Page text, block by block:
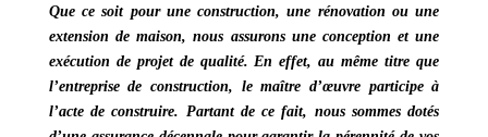
Que ce soit pour une construction, une rénovation ou une
extension de maison, nous assurons une conception et une
exécution de projet de qualité. En effet, au même titre que
l’entreprise de construction, le maître d’œuvre participe à
l’acte de construire. Partant de ce fait, nous sommes dotés